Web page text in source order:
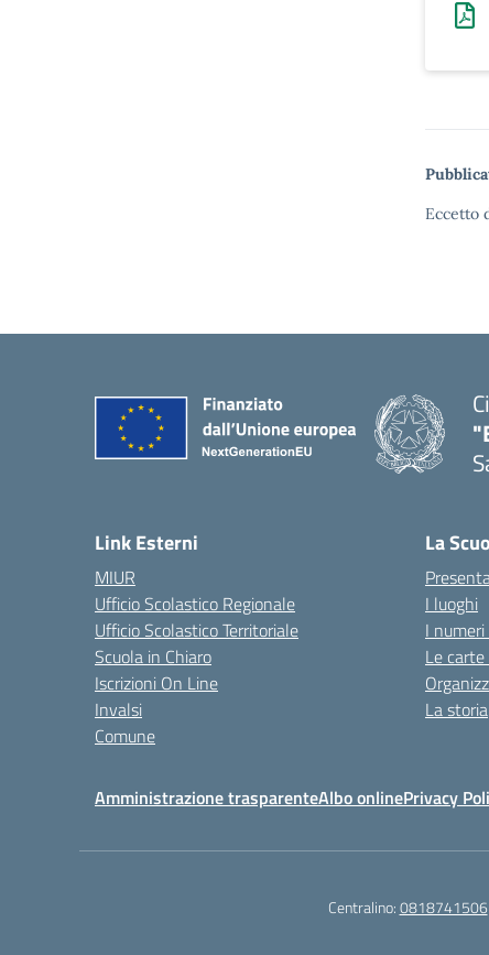
Eccetto
Link Esterni
MIUR
Ufficio Scolastico Regionale
Ufficio Scolastico Territoriale
Scuola in Chiaro
Iscrizioni On Line
Invalsi
Comune
La
I luoghi
I
Le
La storia
Amministrazione trasparenteAlbo onlinePrivacy
Centralino:0818741506